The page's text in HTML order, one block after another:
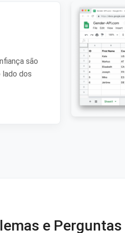
são
lado dos
e Perguntas